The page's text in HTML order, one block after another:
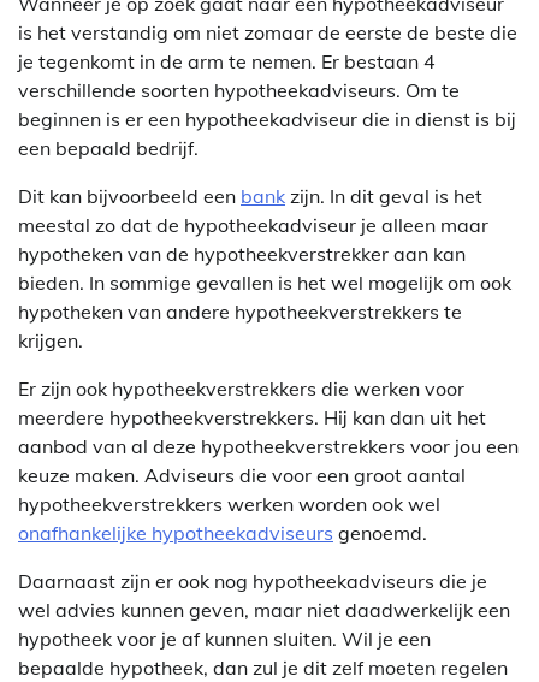
is het verstandig om niet zomaar de eerste de beste die
je tegenkomt in de arm te nemen. Er bestaan 4
verschillende soorten hypotheekadviseurs. Om te
beginnen is er een hypotheekadviseur die in dienst is bij
een bepaald bedrijf.
Dit kan bijvoorbeeld een bank zijn. In dit geval is het
meestal zo dat de hypotheekadviseur je alleen maar
hypotheken van de hypotheekverstrekker aan kan
bieden. In sommige gevallen is het wel mogelijk om ook
hypotheken van andere hypotheekverstrekkers te
krijgen.
Er zijn ook hypotheekverstrekkers die werken voor
meerdere hypotheekverstrekkers. Hij kan dan uit het
aanbod van al deze hypotheekverstrekkers voor jou een
keuze maken. Adviseurs die voor een groot aantal
hypotheekverstrekkers werken worden ook wel
onafhankelijke hypotheekadviseurs genoemd.
Daarnaast zijn er ook nog hypotheekadviseurs die je
wel advies kunnen geven, maar niet daadwerkelijk een
hypotheek voor je af kunnen sluiten. Wil je een
bepaalde hypotheek, dan zul je dit zelf moeten regelen